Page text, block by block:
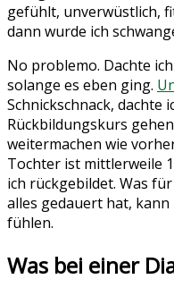
gefühlt, unverwüstlich,
dann wurde ich
No problemo. Dachte
solange es eben ging.
Schnickschnack, dachte
Rückbildungskurs
weitermachen wie
Tochter ist mittlerweile
ich rückgebildet. Was
alles gedauert hat,
fühlen.
Was bei einer